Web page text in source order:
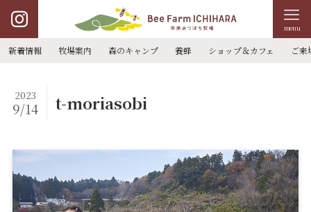
menu
新着情報 牧場案内 森のキャンプ 養蜂 ショップ＆カフェ ご来
t-moriasobi
2023
9/14